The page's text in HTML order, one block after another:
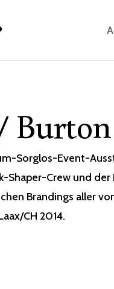
Sorglos-Event-
Shaper-Crew und
Brandings aller
CH 2014.